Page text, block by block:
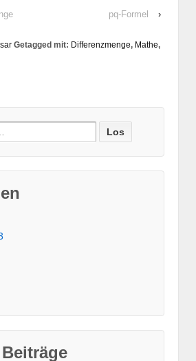
pq-Formel ›
Getagged mit: Differenzmenge, Mathe,